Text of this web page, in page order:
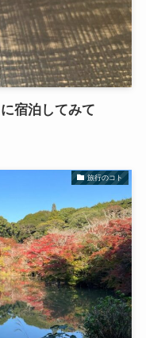
宿泊してみて
旅行のコト